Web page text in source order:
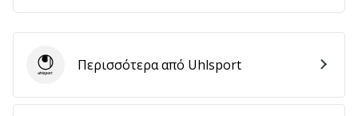
UhlsportΠερισσότερα από Uhlsport